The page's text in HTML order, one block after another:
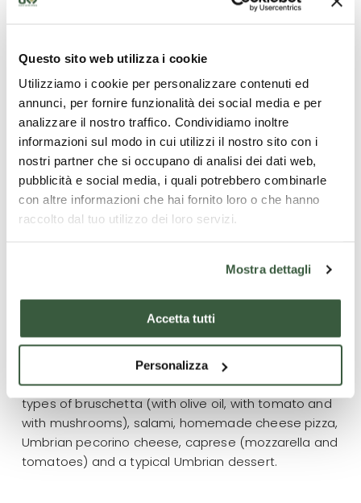
Questo sito web utilizza i cookie
Utilizziamo i cookie per personalizzare contenuti ed
annunci, per fornire funzionalità dei social media e per
analizzare il nostro traffico. Condividiamo inoltre
informazioni sul modo in cui utilizzi il nostro sito con i
nostri partner che si occupano di analisi dei dati web,
pubblicità e social media, i quali potrebbero combinarle
con altre informazioni che hai fornito loro o che hanno
raccolto dal tuo utilizzo dei loro servizi.
Mostra dettagli
Accetta tutti
Personalizza
In the renowned land of Sagrantino, just outside the
city, you will visit the winery and oil mill, tasting wine,
vineyards, photograph our ancient olive trees, watch
wine as it "rests" in the wooden barrels.At the end,
you will taste our products in our warm and cosy
tasting room! The tasting will include 4 types of wine,
extra virgin olive oil and traditional Umbrian dishes: 3
types of bruschetta (with olive oil, with tomato and
with mushrooms), salami, homemade cheese pizza,
Umbrian pecorino cheese, caprese (mozzarella and
tomatoes) and a typical Umbrian dessert.